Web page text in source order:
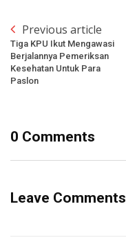
Previous article
Tiga KPU Ikut Mengawasi
Berjalannya Pemeriksan
Kesehatan Untuk Para
Paslon
0 Comments
Leave Comments